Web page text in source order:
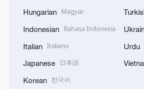
Hungarian Magyar
Indonesian Bahasa Indonesia
Italian Italiano
Japanese 日本語
Korean 한국어
Urdu